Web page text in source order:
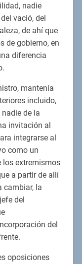
nadie
vació, del
de ahí que
de gobierno, en
diferencia
mantenía
incluido,
de la
invitación al
integrarse al
como un
los extremismos
a partir de allí
cambiar, la
del
del
oposiciones